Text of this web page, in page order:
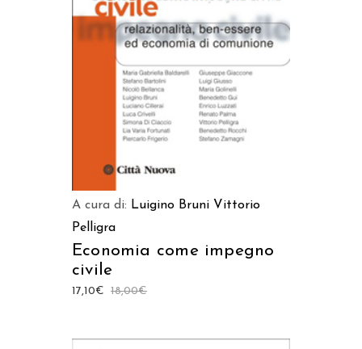
AGGIUNGI AL CARRELLO
A cura di: Luigino Bruni Vittorio
Pelligra
Economia come impegno
civile
18,00€
17,10€